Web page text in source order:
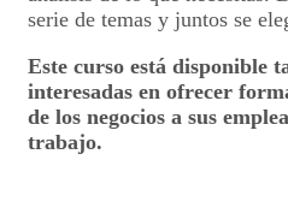
serie de temas y juntos se
Este curso está disponible
interesadas en ofrecer
de los negocios a sus
trabajo.